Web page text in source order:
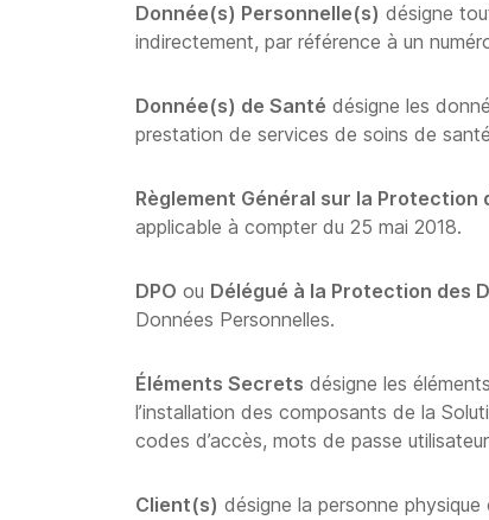
Donnée(s) Personnelle(s) désigne
indirectement, par référence à un
Donnée(s) de Santé désigne les
prestation de services de soins de
Règlement Général sur la Protection
applicable à compter du 25 mai 2018.
DPO ou Délégué à la Protection des
Données Personnelles.
Éléments Secrets désigne les
l’installation des composants de la
codes d’accès, mots de passe
Client(s) désigne la personne